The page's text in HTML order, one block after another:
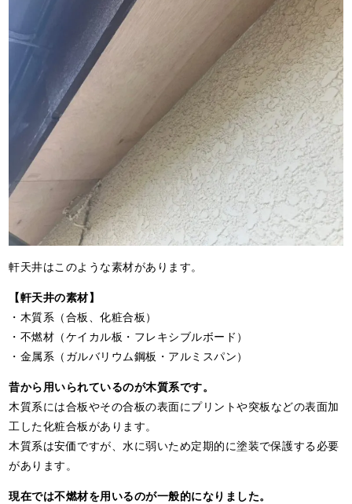
軒天井はこのような素材があります。
【軒天井の素材】
・木質系（合板、化粧合板）
・不燃材（ケイカル板・フレキシブルボード）
・金属系（ガルバリウム鋼板・アルミスパン）
昔から用いられているのが木質系です。
木質系には合板やその合板の表面にプリントや突板などの表面加
工した化粧合板があります。
木質系は安価ですが、水に弱いため定期的に塗装で保護する必要
があります。
現在では不燃材を用いるのが一般的になりました。